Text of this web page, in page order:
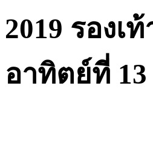
2019 รองเ
อาทิตย์ที่